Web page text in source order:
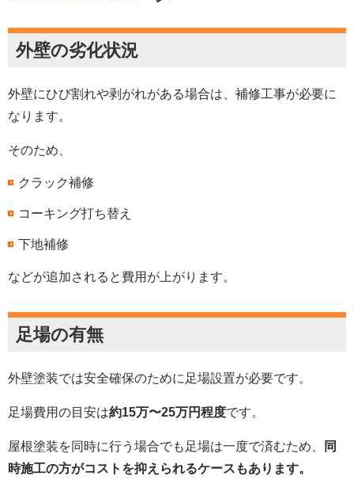
外壁の劣化状況
外壁にひび割れや剥がれがある場合は、補修工事が必要に
なります。
そのため、
クラック補修
コーキング打ち替え
下地補修
などが追加されると費用が上がります。
足場の有無
外壁塗装では安全確保のために足場設置が必要です。
足場費用の目安は約15万〜25万円程度です。
屋根塗装を同時に行う場合でも足場は一度で済むため、
同
時施工の方がコストを抑えられるケースもあります。